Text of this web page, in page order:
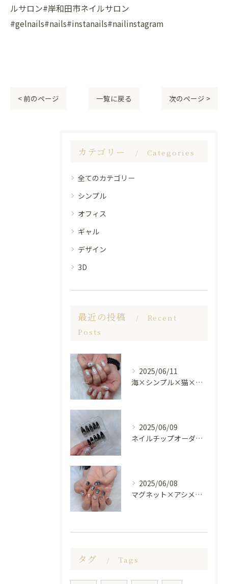
ルサロン#岸和田市ネイルサロン
#gelnails#nails#instanails#nailinstagram
< 前のページ 一覧に戻る 次のページ >
カテゴリー Categories
全てのカテゴリー
シンプル
オフィス
ギャル
デザイン
3D
最近の投稿
Recent
Posts
2025/06/11
海×シンプル×猫×上品 nail🐈🐚✨
2025/06/09
ネイルチップオーダー受け付けてます😊🤍
2025/06/08
マグネット×アシメシルバー nail🤍🩶
タグ Tags